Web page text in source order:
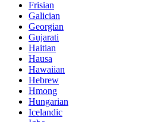
Frisian
Galician
Georgian
Gujarati
Haitian
Hausa
Hawaiian
Hebrew
Hmong
Hungarian
Icelandic